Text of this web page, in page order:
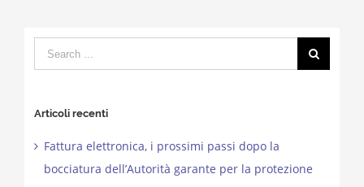
Search
for:
Articoli recenti
Fattura elettronica, i prossimi passi dopo la
bocciatura dell’Autorità garante per la protezione